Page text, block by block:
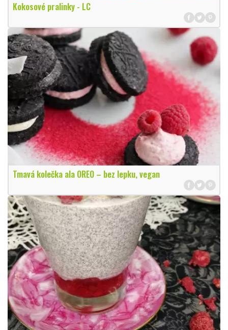
Kokosové pralinky - LC
Tmavá kolečka ala OREO – bez lepku, vegan